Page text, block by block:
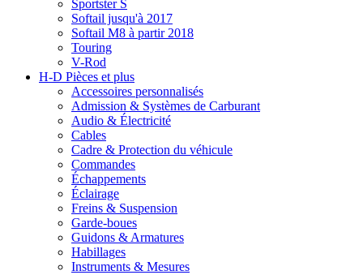
Sportster S
Softail jusqu'à 2017
Softail M8 à partir 2018
Touring
V-Rod
H-D Pièces et plus
Accessoires personnalisés
Admission & Systèmes de Carburant
Audio & Électricité
Cables
Cadre & Protection du véhicule
Commandes
Échappements
Éclairage
Freins & Suspension
Garde-boues
Guidons & Armatures
Habillages
Instruments & Mesures